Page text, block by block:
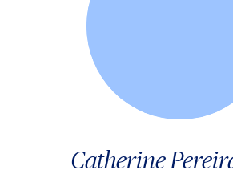
Catherine